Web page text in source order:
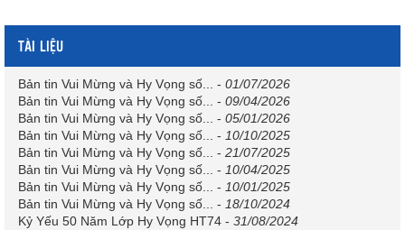
TÀI LIỆU
Bản tin Vui Mừng và Hy Vọng số... - 01/07/2026
Bản tin Vui Mừng và Hy Vọng số...
- 09/04/2026
Bản tin Vui Mừng và Hy Vọng số...
- 05/01/2026
Bản tin Vui Mừng và Hy Vọng số...
- 10/10/2025
Bản tin Vui Mừng và Hy Vọng số...
- 21/07/2025
Bản tin Vui Mừng và Hy Vọng số...
- 10/04/2025
Bản tin Vui Mừng và Hy Vọng số...
- 10/01/2025
Bản tin Vui Mừng và Hy Vọng số...
- 18/10/2024
Kỷ Yếu 50 Năm Lớp Hy Vọng HT74 - 31/08/2024